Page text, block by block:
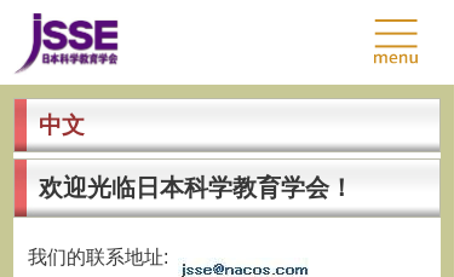
中文
欢迎光临日本科学教育学会！
我们的联系地址: